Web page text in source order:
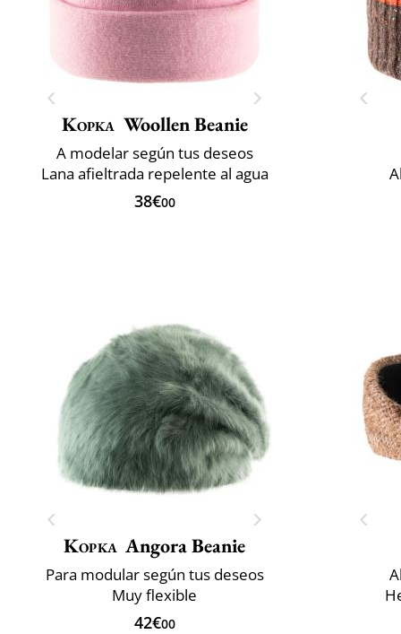
Kopka Woollen Beanie
A modelar según tus deseos
Lana afieltrada repelente al agua
38€00
Kopka Angora Beanie
Para modular según tus deseos
Muy flexible
42€00